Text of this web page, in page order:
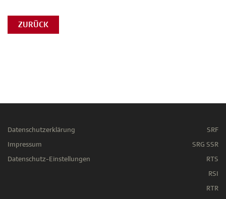
ZURÜCK
Datenschutzerklärung
Impressum
Datenschutz-Einstellungen
SRF
SRG SSR
RTS
RSI
RTR